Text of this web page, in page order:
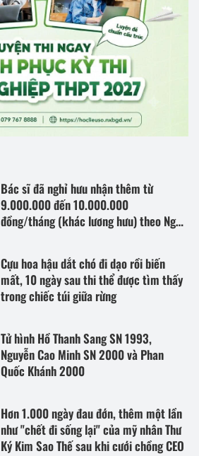
Bác sĩ đã nghỉ hưu nhận thêm từ
9.000.000 đến 10.000.000
đồng/tháng (khác lương hưu) theo Nghị
Cựu hoa hậu dắt chó đi dạo rồi biến
mất, 10 ngày sau thi thể được tìm thấy
trong chiếc túi giữa rừng
Tử hình Hồ Thanh Sang SN 1993,
Nguyễn Cao Minh SN 2000 và Phan
Quốc Khánh 2000
Hơn 1.000 ngày đau đớn, thêm một lần
như "chết đi sống lại" của mỹ nhân Thư
Ký Kim Sao Thế sau khi cưới chồng CEO